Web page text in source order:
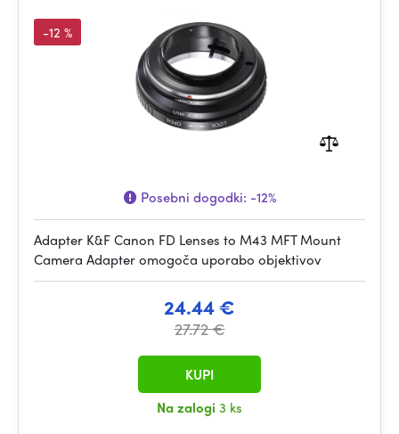
-12 %
Posebni dogodki: -12%
Adapter K&F Canon FD Lenses to M43 MFT Mount
Camera Adapter omogoča uporabo objektivov
24.44 €
27.72 €
Na zalogi 3 ks
KUPI